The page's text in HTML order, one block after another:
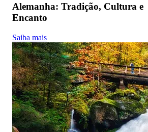
Alemanha: Tradição, Cultura e
Encanto
Saiba mais